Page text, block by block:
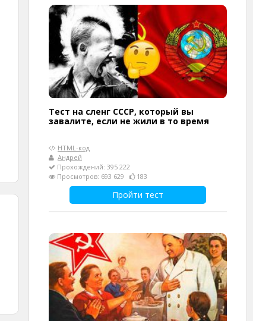
Тест на сленг СССР, который вы
завалите, если не жили в то время
HTML-код
Андрей
Прохождений: 395 222
Просмотров: 693 629
183
Пройти тест